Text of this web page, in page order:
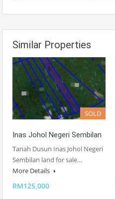
Similar Properties
SOLD
Inas Johol Negeri Sembilan
Tanah Dusun Inas Johol Negeri
Sembilan land for sale…
More Details
RM125,000